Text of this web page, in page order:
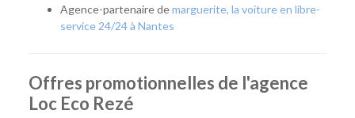
Quel véhicule choisir ?
Citadines et compactes pour les déplacements du
quotidien.
Agence-partenaire demarguerite, la voiture en libre-
service 24/24 à Nantes
Offres promotionnelles de l'agence
Loc Eco Rezé